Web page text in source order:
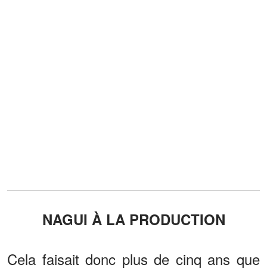
NAGUI À LA PRODUCTION
Cela faisait donc plus de cinq ans que